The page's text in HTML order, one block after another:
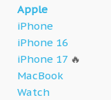
Apple
iPhone
iPhone 16
iPhone 17 🔥
MacBook
Watch